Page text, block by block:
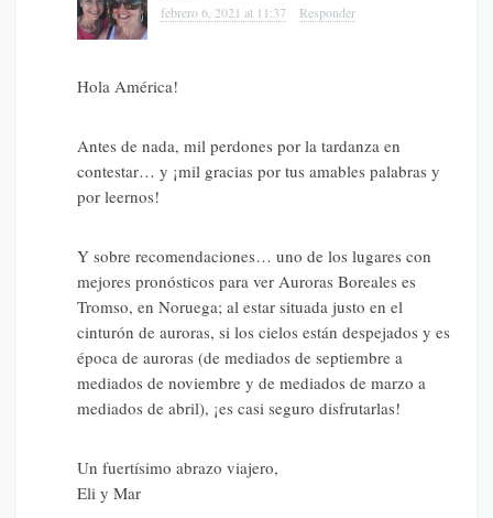
febrero 6, 2021 at 11:37
Responder
Hola América!
Antes de nada, mil perdones por la tardanza en
contestar… y ¡mil gracias por tus amables palabras y
por leernos!
Y sobre recomendaciones… uno de los lugares con
mejores pronósticos para ver Auroras Boreales es
Tromso, en Noruega; al estar situada justo en el
cinturón de auroras, si los cielos están despejados y es
época de auroras (de mediados de septiembre a
mediados de noviembre y de mediados de marzo a
mediados de abril), ¡es casi seguro disfrutarlas!
Un fuertísimo abrazo viajero,
Eli y Mar